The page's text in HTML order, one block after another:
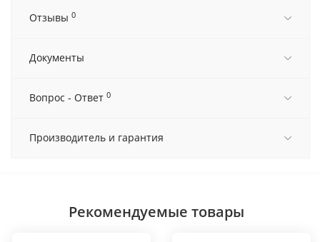
Отзывы 0
Документы
Вопрос - Ответ 0
Производитель и гарантия
Рекомендуемые товары